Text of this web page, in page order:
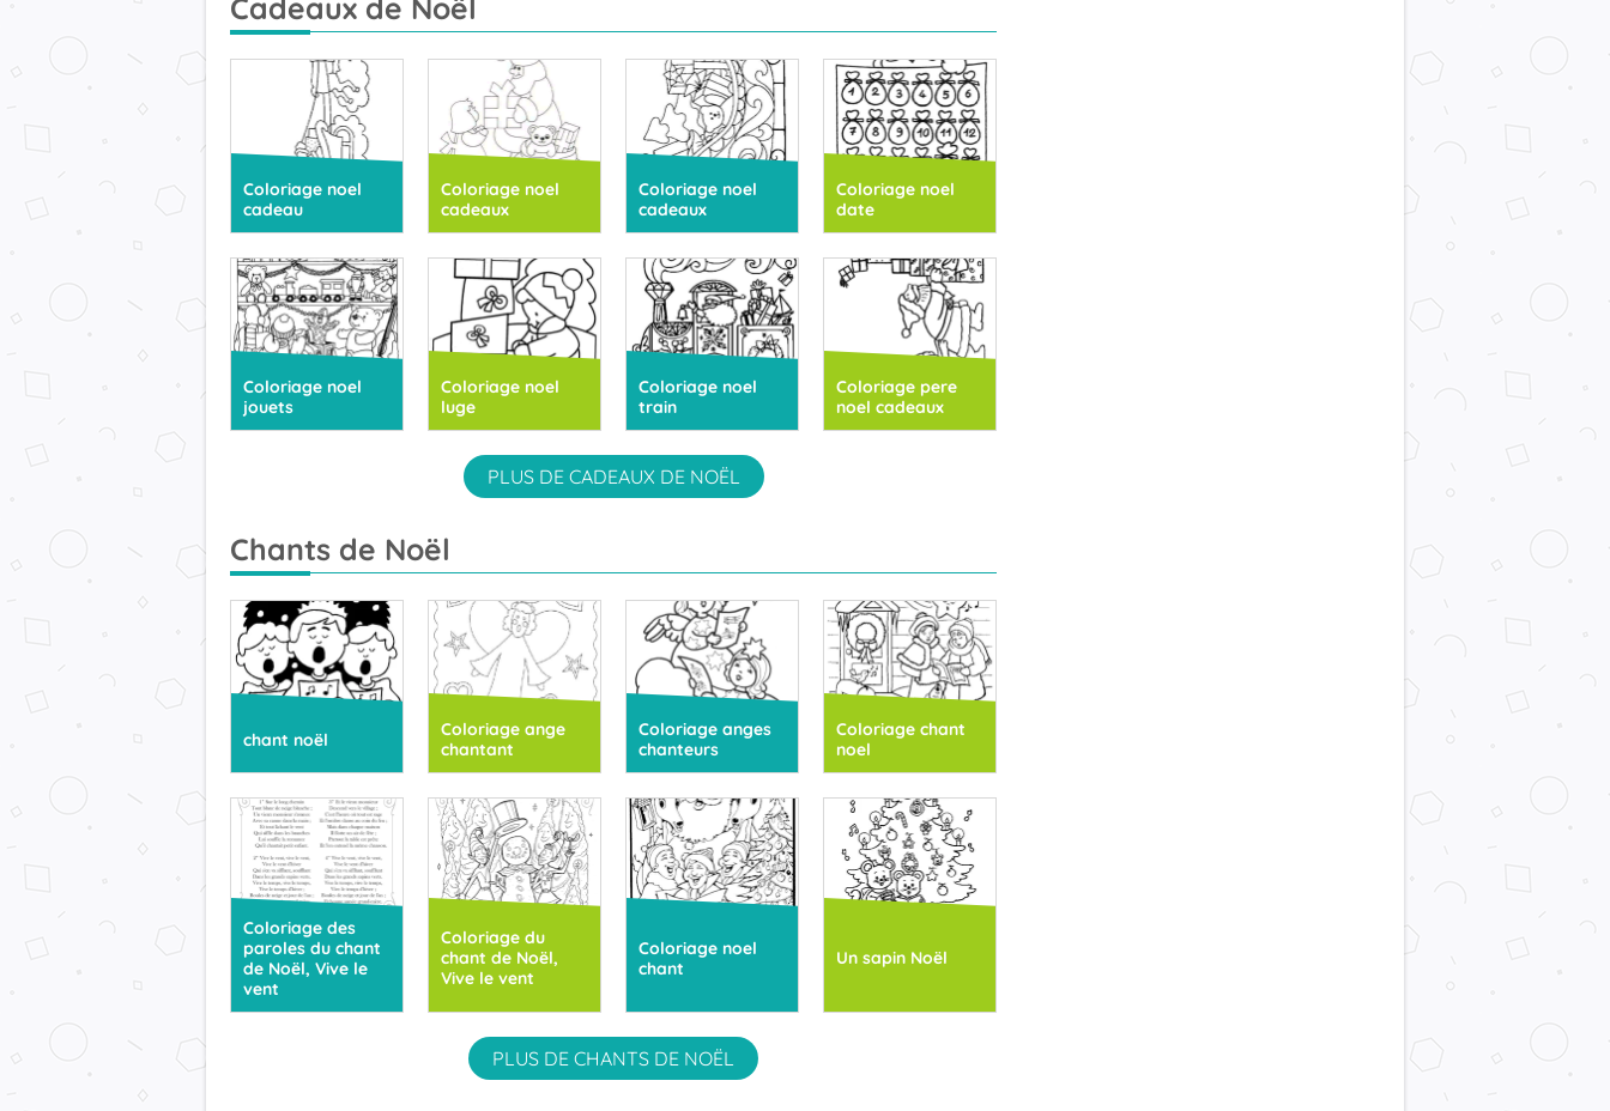
Cadeaux de Noël
Coloriage noel
cadeau
Coloriage noel
cadeaux
Coloriage noel
cadeaux
Coloriage noel
date
Coloriage noel
jouets
Coloriage noel
luge
Coloriage noel
train
Coloriage pere
noel cadeaux
PLUS DE CADEAUX DE NOËL
Chants de Noël
chant noël
Coloriage ange
chantant
Coloriage anges
chanteurs
Coloriage chant
noel
Coloriage des
paroles du chant
de Noël, Vive le
vent
Coloriage du
chant de Noël,
Vive le vent
Coloriage noel
chant
Un sapin Noël
PLUS DE CHANTS DE NOËL